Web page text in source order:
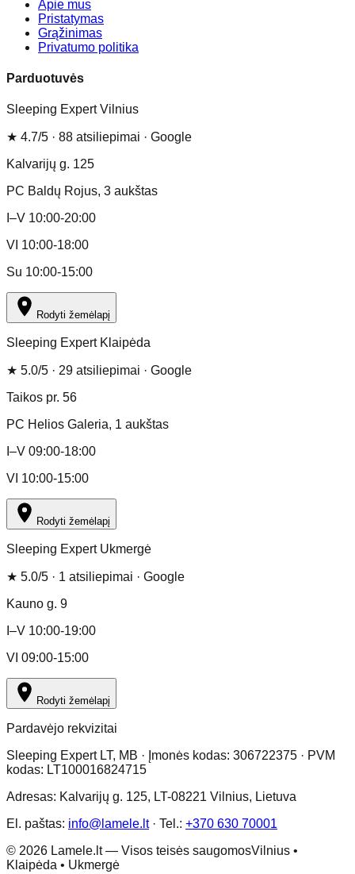
Apie mus
Pristatymas
Grąžinimas
Privatumo politika
Parduotuvės
Sleeping Expert Vilnius
★ 4.7/5 · 88 atsiliepimai · Google
Kalvarijų g. 125
PC Baldų Rojus, 3 aukštas
I–V 10:00-20:00
VI 10:00-18:00
Su 10:00-15:00
Rodyti žemėlapį
Sleeping Expert Klaipėda
★ 5.0/5 · 29 atsiliepimai · Google
Taikos pr. 56
PC Helios Galeria, 1 aukštas
I–V 09:00-18:00
VI 10:00-15:00
Rodyti žemėlapį
Sleeping Expert Ukmergė
★ 5.0/5 · 1 atsiliepimai · Google
Kauno g. 9
I–V 10:00-19:00
VI 09:00-15:00
Rodyti žemėlapį
Pardavėjo rekvizitai
Sleeping Expert LT, MB · Įmonės kodas: 306722375 · PVM
kodas: LT100016824715
Adresas: Kalvarijų g. 125, LT-08221 Vilnius, Lietuva
El. paštas: info@lamele.lt· Tel.: +370 630 70001
© 2026 Lamele.lt — Visos teisės saugomosVilnius •
Klaipėda • Ukmergė